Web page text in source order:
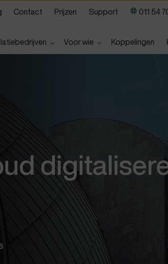
Contact Prijzen Support 011 54
Show submenu for
Voor wie Show submenu for
Koppelingen